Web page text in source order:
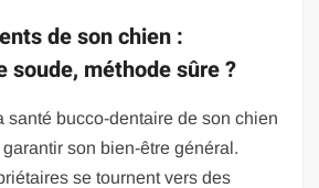
de son chien :
soude, méthode sûre ?
santé bucco-dentaire de son chien
son bien-être général.
se tournent vers des